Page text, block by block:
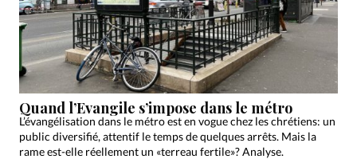
Quand l’Evangile s’impose dans le métro
L’évangélisation dans le métro est en vogue chez les chrétiens: un
public diversifié, attentif le temps de quelques arrêts. Mais la
rame est-elle réellement un «terreau fertile»? Analyse.